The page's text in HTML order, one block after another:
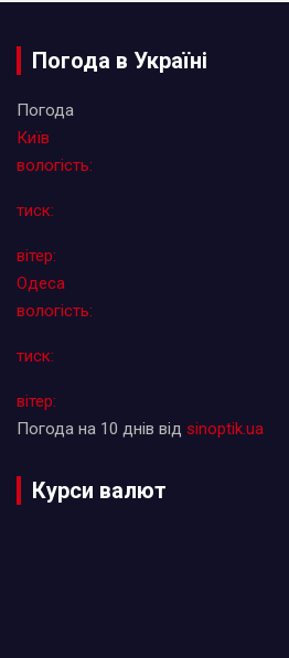
Погода в Україні
Погода
Київ
вологість:
тиск:
вітер:
Одеса
вологість:
тиск:
вітер:
Погода на 10 днів від sinoptik.ua
Курси валют